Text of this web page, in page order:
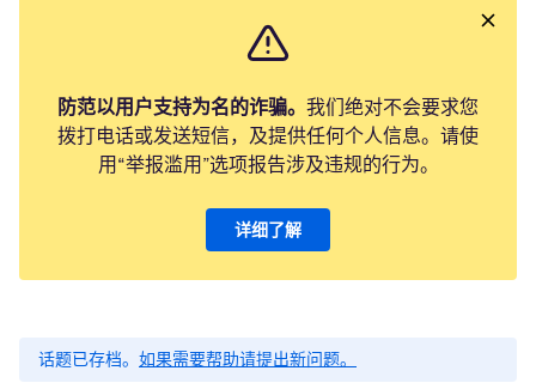
防范以用户支持为名的诈骗。 我们绝对不会要求您
拨打电话或发送短信，及提供任何个人信息。请使
用“举报滥用”选项报告涉及违规的行为。
详细了解
话题已存档。 如果需要帮助请提出新问题。